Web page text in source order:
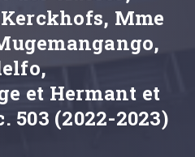
Mme
et Hermant et
503 (2022-2023)